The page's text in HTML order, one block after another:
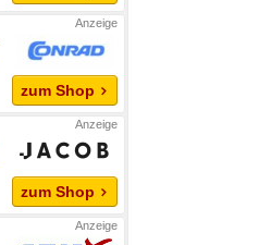
zum Shop
zum Shop